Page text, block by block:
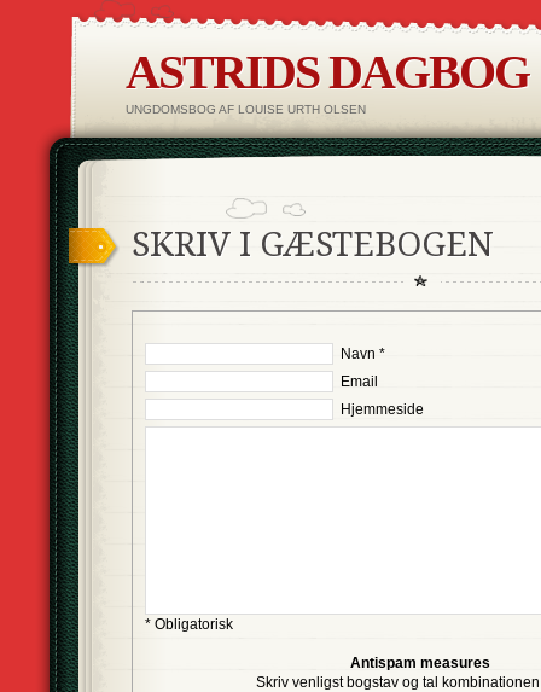
ASTRIDS DAGBOG
UNGDOMSBOG AF LOUISE URTH OLSEN
SKRIV I GÆSTEBOGEN
Navn *
Email
Hjemmeside
* Obligatorisk
Antispam measures
Skriv venligst bogstav og tal